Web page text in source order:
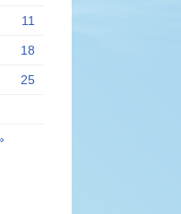
11
18
25